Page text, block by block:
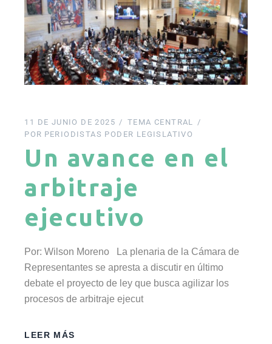
11 DE JUNIO DE 2025
TEMA CENTRAL
POR PERIODISTAS PODER LEGISLATIVO
Un avance en el
arbitraje
ejecutivo
Por: Wilson Moreno La plenaria de la Cámara de
Representantes se apresta a discutir en último
debate el proyecto de ley que busca agilizar los
procesos de arbitraje ejecut
LEER MÁS